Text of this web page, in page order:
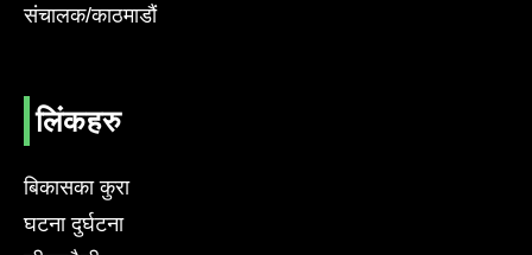
संचालक/काठमाडौं
लिंकहरु
बिकासका कुरा
घटना दुर्घटना